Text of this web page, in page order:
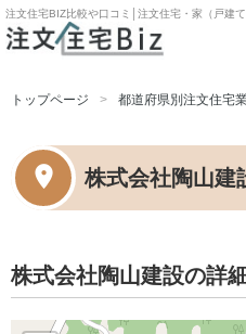
注文住宅BIZ比較や口コミ│注文住宅・家（戸建て）を建
トップページ 都道府県別注文住宅
株式会社陶山建
株式会社陶山建設の詳